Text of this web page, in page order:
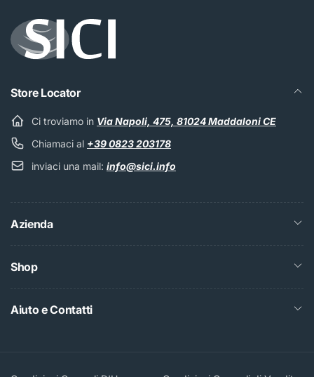
Store Locator
Ci troviamo in Via Napoli, 475, 81024 Maddaloni CE
Chiamaci al +39 0823 203178
inviaci una mail: info@sici.info
Azienda
Shop
Aiuto e Contatti